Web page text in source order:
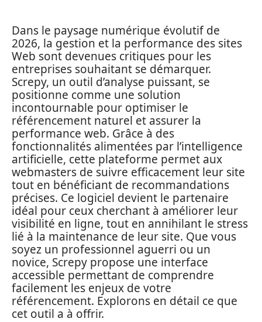
Dans le paysage numérique évolutif de
2026, la gestion et la performance des sites
Web sont devenues critiques pour les
entreprises souhaitant se démarquer.
Screpy, un outil d’analyse puissant, se
positionne comme une solution
incontournable pour optimiser le
référencement naturel et assurer la
performance web. Grâce à des
fonctionnalités alimentées par l’intelligence
artificielle, cette plateforme permet aux
webmasters de suivre efficacement leur site
tout en bénéficiant de recommandations
précises. Ce logiciel devient le partenaire
idéal pour ceux cherchant à améliorer leur
visibilité en ligne, tout en annihilant le stress
lié à la maintenance de leur site. Que vous
soyez un professionnel aguerri ou un
novice, Screpy propose une interface
accessible permettant de comprendre
facilement les enjeux de votre
référencement. Explorons en détail ce que
cet outil a à offrir.